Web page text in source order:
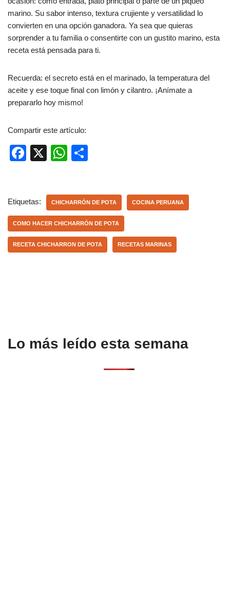
marino. Su sabor intenso, textura crujiente y versatilidad lo
convierten en una opción ganadora. Ya sea que quieras
sorprender a tu familia o consentirte con un gustito marino, esta
receta está pensada para ti.
Recuerda: el secreto está en el marinado, la temperatura del
aceite y ese toque final con limón y cilantro. ¡Anímate a
prepararlo hoy mismo!
Compartir este artículo:
F
e
b
o
o
X
W
s
A
p
p
p
ar
tir
Etiquetas: CHICHARRÓN DE POTA COCINA PERUANA
COMO HACER CHICHARRÓN DE POTA
RECETA CHICHARRON DE POTA RECETAS MARINAS
Lo más leído esta semana